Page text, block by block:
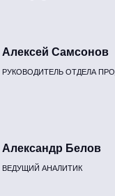
Алексей Самсонов
РУКОВОДИТЕЛЬ ОТДЕЛА
Александр Белов
ВЕДУЩИЙ АНАЛИТИК